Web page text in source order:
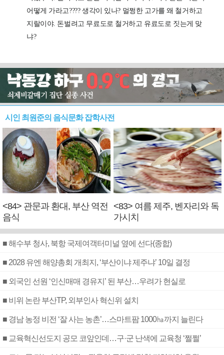
시인 최원준의 음식문화 잡학사전
<84> 관문과 환대, 부산 역전
음식
<83> 여름 제주, 벤자리와 독
가시치
■ 해수부 청사, 북항 국제여객터미널 옆에 선다(종합)
■ 2028 유엔 해양총회 개최지, ‘부산이냐 제주냐’ 10일 결정
■ 외국인 선원 ‘인신매매 경유지’ 된 부산…우려가 현실로
■ 비위 논란 부산TP, 외부인사 혁신위 설치
■ 경남 농정 비전 ‘잘 사는 농촌’…스마트팜 1000㏊까지 늘린다
■ 교육혁신선도지 공모 코앞인데…구·군 난색에 교육청 ‘쩔쩔’